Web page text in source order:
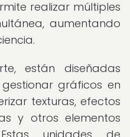
realizar múltiples
aumentando
están diseñadas
gráficos en
texturas, efectos
y otros elementos